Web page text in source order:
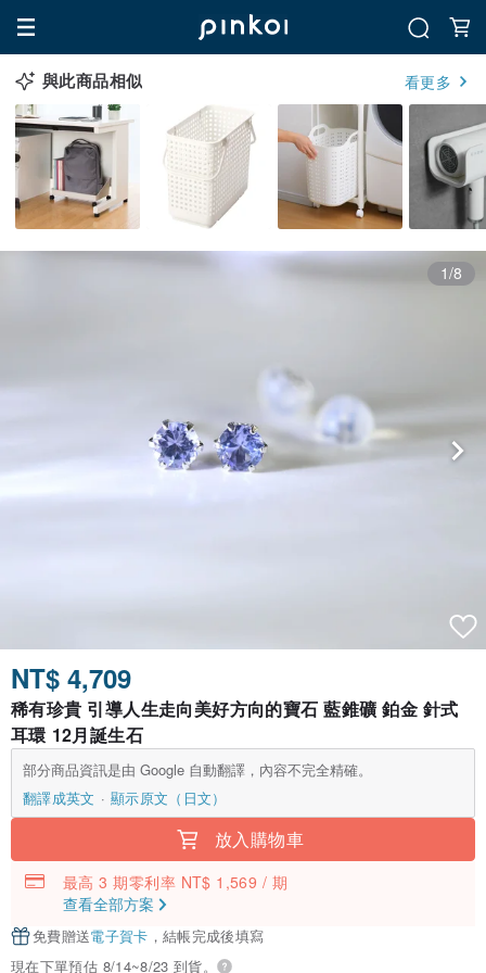
與此商品相似 看更多
1/8
NT$ 4,709
稀有珍貴 引導人生走向美好方向的寶石 藍錐礦 鉑金 針式
耳環 12月誕生石
部分商品資訊是由 Google 自動翻譯，內容不完全精確。
翻譯成英文
顯示原文（日文）
放入購物車
最高 3 期零利率 NT$ 1,569 / 期
查看全部方案
免費贈送電子賀卡 ，結帳完成後填寫
現在下單預估 8/14~8/23 到貨。